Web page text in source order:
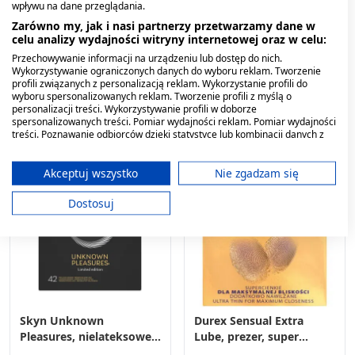
prezerwatywy ze
środkiem nawilżającym,
11,49 zł
Powiadom
nawilżające,
nielateksowe, 40 szt.
64,79 zł
Powiadom
Skyn Unknown
Pleasures, nielateksowe
Durex Sensual Extra
Lube, prezer, super
wpływu na dane przeglądania.
Zarówno my, jak i nasi partnerzy przetwarzamy dane w
celu analizy wydajności witryny internetowej oraz w celu:
Przechowywanie informacji na urządzeniu lub dostęp do nich.
Wykorzystywanie ograniczonych danych do wyboru reklam. Tworzenie
profili związanych z personalizacją reklam. Wykorzystanie profili do
wyboru spersonalizowanych reklam. Tworzenie profili z myślą o
personalizacji treści. Wykorzystywanie profili w doborze
spersonalizowanych treści. Pomiar wydajności reklam. Pomiar wydajności
treści. Poznawanie odbiorców dzięki statystyce lub kombinacji danych z
ograniczonych danych do wyboru treści.
Dane mogą być udostępniane poza Unię Europejską i wysyłane do USA.
Twoja zgoda i polityka cookie dotyczą wyłącznie tej witryny/aplikacji.
Wyświetl listę partnerów (11 dostawców IAB)
Cele przetwarzania IAB:
Przechowywanie informacji na urządzeniu
lub dostęp do nich
Wykorzystywanie ograniczonych danych do
wyboru reklam
Akceptuj wszystko
Nie zgadzam się
Dostosuj